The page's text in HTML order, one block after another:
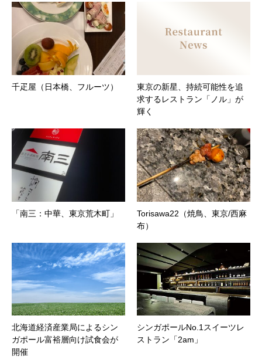
千疋屋（日本橋、フルーツ）
東京の新星、持続可能性を追
求するレストラン「ノル」が
輝く
「南三：中華、東京荒木町」
Torisawa22（焼鳥、東京/西麻
布）
北海道経済産業局によるシン
ガポール富裕層向け試食会が
開催
シンガポールNo.1スイーツレ
ストラン「2am」